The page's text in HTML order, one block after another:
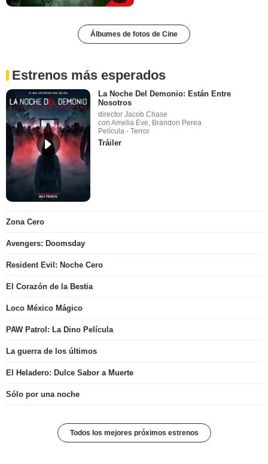
Álbumes de fotos de Cine
Estrenos más esperados
La Noche Del Demonio: Están Entre
Nosotros
director Jacob Chase
con Amelia Eve, Brandon Perea
Película - Terror
Tráiler
Zona Cero
Avengers: Doomsday
Resident Evil: Noche Cero
El Corazón de la Bestia
Loco México Mágico
PAW Patrol: La Dino Película
La guerra de los últimos
El Heladero: Dulce Sabor a Muerte
Sólo por una noche
Todos los mejores próximos estrenos